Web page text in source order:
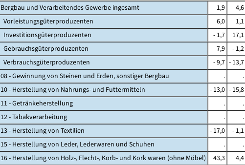
Bergbau und Verarbeitendes Gewerbe ingesamt 1,9 4,6
Vorleistungsgüterproduzenten
6,0 1,1
Investitionsgüterproduzenten
- 1,7 17,1
Gebrauchsgüterproduzenten
7,9 - 1,2
Verbrauchsgüterproduzenten
- 9,7 - 13,7
08 - Gewinnung von Steinen und Erden, sonstiger Bergbau
. .
10 - Herstellung von Nahrungs- und Futtermitteln
- 13,0 - 15,8
11 - Getränkeherstellung
. .
12 - Tabakverarbeitung
. .
13 - Herstellung von Textilien
- 17,0 - 1,1
15 - Herstellung von Leder, Lederwaren und Schuhen
. .
16 - Herstellung von Holz-, Flecht-, Korb- und Kork waren (ohne Möbel)
43,3 4,4